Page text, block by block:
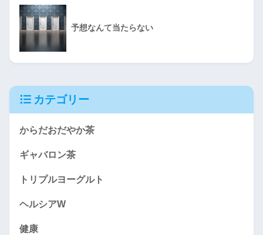
予想なんて当たらない
カテゴリー
からだおだやか茶
ギャバロン茶
トリプルヨーグルト
ヘルシアW
健康